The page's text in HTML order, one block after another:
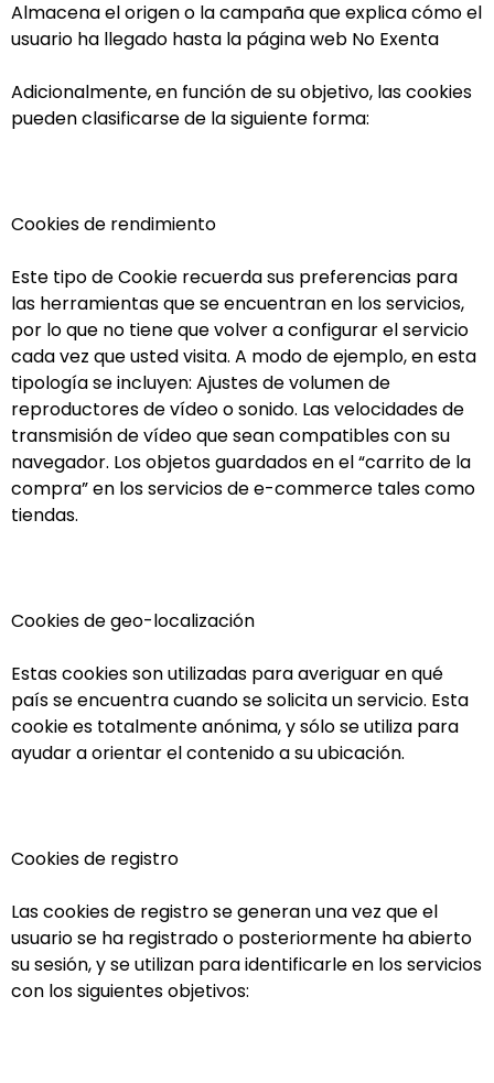
Almacena el origen o la campaña que explica cómo el
usuario ha llegado hasta la página web No Exenta
Adicionalmente, en función de su objetivo, las cookies
pueden clasificarse de la siguiente forma:
Cookies de rendimiento
Este tipo de Cookie recuerda sus preferencias para
las herramientas que se encuentran en los servicios,
por lo que no tiene que volver a configurar el servicio
cada vez que usted visita. A modo de ejemplo, en esta
tipología se incluyen: Ajustes de volumen de
reproductores de vídeo o sonido. Las velocidades de
transmisión de vídeo que sean compatibles con su
navegador. Los objetos guardados en el “carrito de la
compra” en los servicios de e-commerce tales como
tiendas.
Cookies de geo-localización
Estas cookies son utilizadas para averiguar en qué
país se encuentra cuando se solicita un servicio. Esta
cookie es totalmente anónima, y sólo se utiliza para
ayudar a orientar el contenido a su ubicación.
Cookies de registro
Las cookies de registro se generan una vez que el
usuario se ha registrado o posteriormente ha abierto
su sesión, y se utilizan para identificarle en los servicios
con los siguientes objetivos: